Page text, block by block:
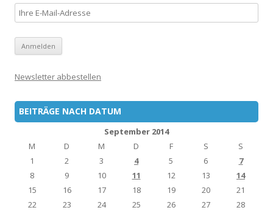
Newsletter abbestellen
BEITRÄGE NACH DATUM
September 2014
M
D M D F S
S
1
2 3 4 5 6
7
8
9 10 11 12 13
14
15
16 17 18 19 20
21
22
23 24 25 26 27
28